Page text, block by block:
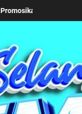
Keseriusan Pemkab